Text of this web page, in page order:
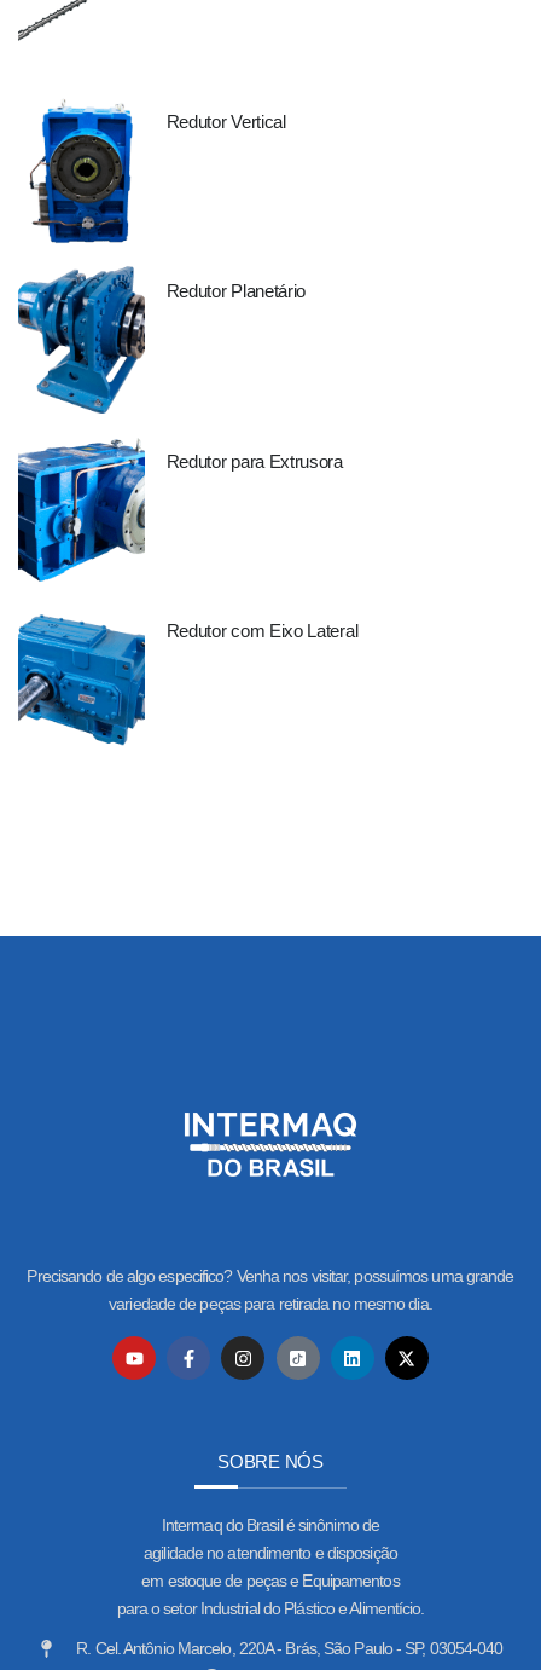
Redutor Vertical
Redutor Planetário
Redutor para Extrusora
Redutor com Eixo Lateral
Precisando de algo especifico? Venha nos visitar, possuímos uma grande
variedade de peças para retirada no mesmo dia.
SOBRE NÓS
Intermaq do Brasil é sinônimo de
agilidade no atendimento e disposição
em estoque de peças e Equipamentos
para o setor Industrial do Plástico e Alimentício.
R. Cel. Antônio Marcelo, 220A - Brás, São Paulo - SP, 03054-040